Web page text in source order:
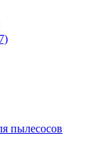
пылесосов